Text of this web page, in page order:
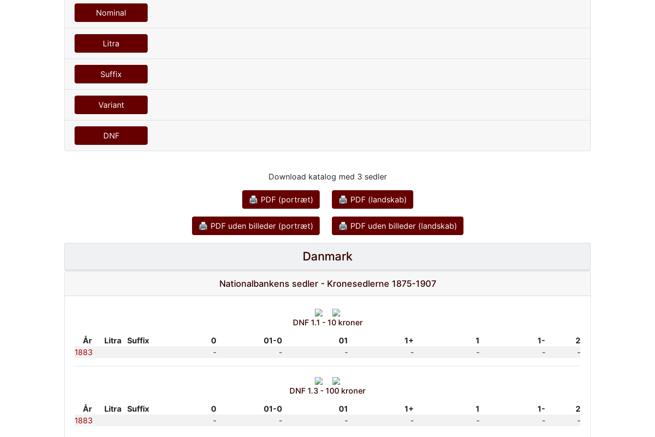
Nominal
Litra
Suffix
Variant
DNF
Download katalog med 3 sedler
🖨 PDF (portræt) 🖨 PDF (landskab)
🖨 PDF uden billeder (portræt) 🖨 PDF uden billeder (landskab)
Danmark
Nationalbankens sedler - Kronesedlerne 1875-1907
DNF 1.1 - 10 kroner
År
Litra Suffix 0 01-0 01 1+ 1 1-
2
1883
- - - - - - -
DNF 1.3 - 100 kroner
År
Litra Suffix 0 01-0 01 1+ 1 1-
2
1883
- - - - - - -